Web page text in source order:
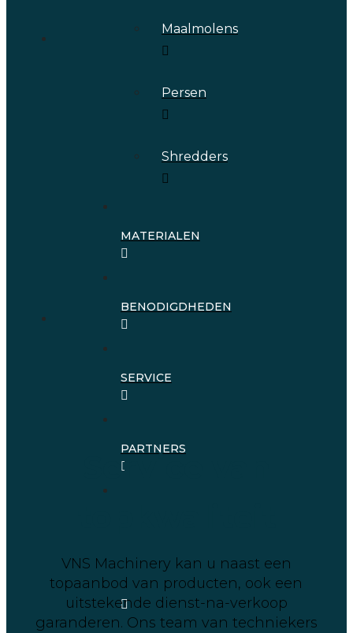
Maalmolens
Persen
Shredders
MATERIALEN
BENODIGDHEDEN
SERVICE
PARTNERS
Service van
VNS Machinery kan u naast een
topaanbod van producten, ook een
uitstekende dienst-na-verkoop
garanderen. Ons team van techniekers